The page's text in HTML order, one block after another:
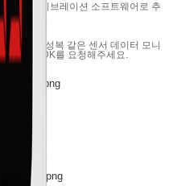
전용 캘리브레이션 소프트웨어로 추
지의 기성복 같은 센서 데이터 모니
다면 SDK를 요청해주세요.